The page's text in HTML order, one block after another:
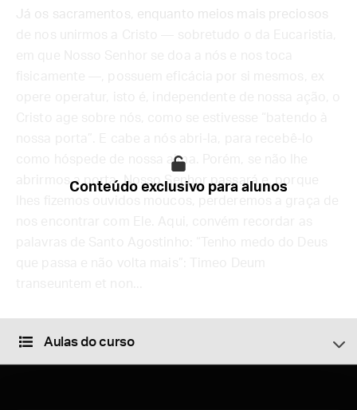
Já os sacramentos, enquanto meios mais preciosos
como hóspede de nossa alma. Porém, se não lhe
abrirmos a porta, Nosso Senhor passará e, porque
Conteúdo exclusivo para alunos
Aulas do curso